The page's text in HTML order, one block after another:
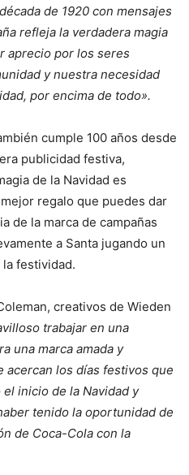
de 1920 con mensajes
refleja la verdadera magia
aprecio por los seres
y nuestra necesidad
por encima de todo».
cumple 100 años desde
publicidad festiva,
de la Navidad es
regalo que puedes dar
de la marca de campañas
a Santa jugando un
festividad.
creativos de Wieden
trabajar en una
una marca amada y
acercan los días festivos que
inicio de la Navidad y
tenido la oportunidad de
de Coca-Cola con la